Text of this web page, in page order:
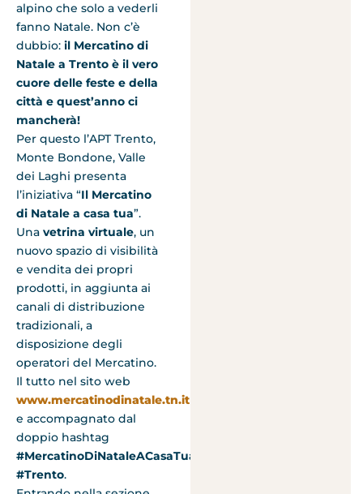
alpino che solo a vederli
fanno Natale. Non c’è
dubbio: il Mercatino di
Natale a Trento è il vero
cuore delle feste e della
città e quest’anno ci
mancherà!
Per questo l’APT Trento,
Monte Bondone, Valle
dei Laghi presenta
l’iniziativa “Il Mercatino
di Natale a casa tua”.
Una vetrina virtuale, un
nuovo spazio di visibilità
e vendita dei propri
prodotti, in aggiunta ai
canali di distribuzione
tradizionali, a
disposizione degli
operatori del Mercatino.
Il tutto nel sito web
www.mercatinodinatale.tn.it
e accompagnato dal
doppio hashtag
#MercatinoDiNataleACasaTua
#Trento.